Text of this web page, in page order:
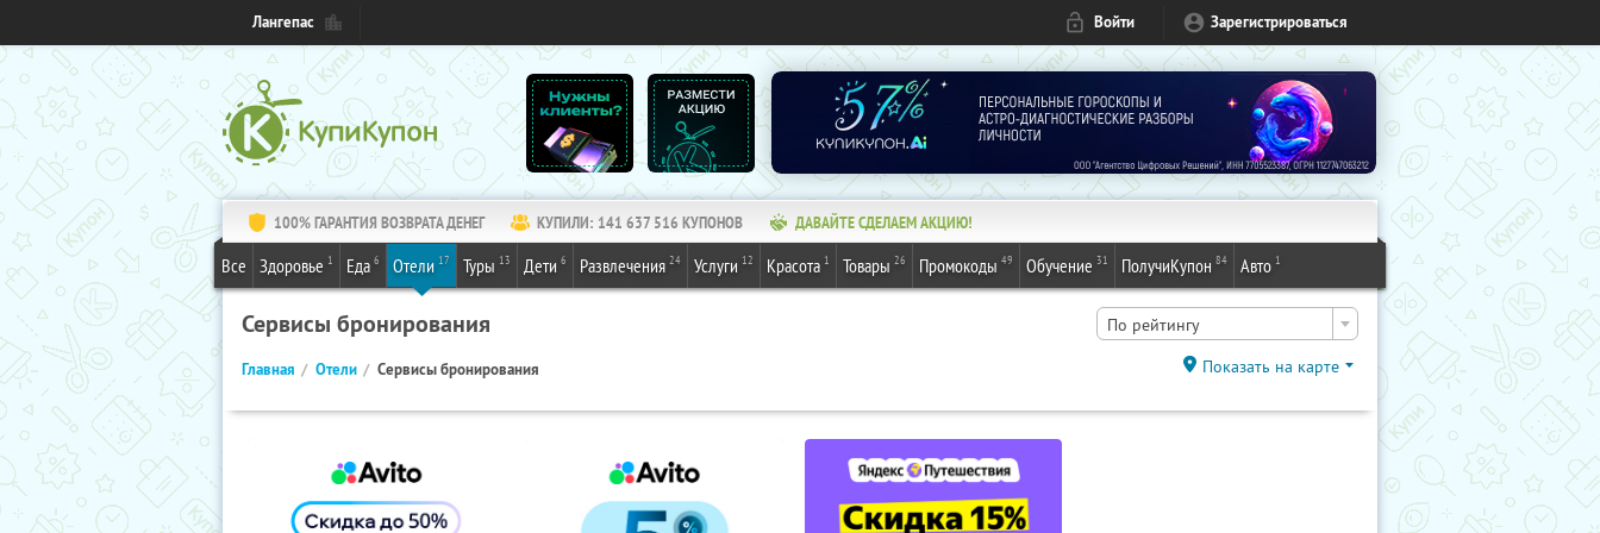
Лангепас Войти Зарегистрироваться
100% ГАРАНТИЯ ВОЗВРАТА ДЕНЕГ КУПИЛИ: 141 637 516 КУПОНОВ ДАВАЙТЕ СДЕЛАЕМ АКЦИЮ!
Все Здоровье 1 Еда 6 Отели 17 Туры 13 Дети 6 Развлечения 24 Услуги 12 Красота 1 Товары 26 Промокоды 49 Обучение 31 ПолучиКупон 84 Авто 1
Сервисы бронирования По рейтингу
Главная Отели Сервисы бронирования Показать на карте